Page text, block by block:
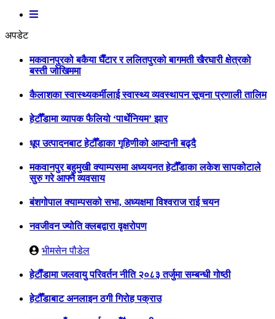
अपडेट
मकवानपुरको बकैया घैँटार र ललितपुरको बागमती खैरघारी क्षेत्रको
बस्ती जोखिममा
कैलाशका स्वास्थ्यकर्मीलाई स्वास्थ्य व्यवस्थापन सूचना प्रणाली तालिम
हेटौँडामा व्यापक फैलियो ‘पार्थेनियम’ झार
धूप उत्पादनबाट हेटौँडाका गृहिणीको आम्दानी बढ्दै
मकवानपुर बहुमुखी क्याम्पसमा अध्ययनत हेटौँडाका लकेश सापकोटाले
सुरु गरे आफ्नै व्यवसाय
बंशगोपाल क्याम्पसको सभा, अध्यक्षमा विश्वराज राई चयन
नवजीवन ज्योति क्लबद्वारा वृक्षरोपण
भीमसेन पौडेल
हेटाैँडामा जलवायु परिवर्तन नीति २०८३ तर्जुमा सम्बन्धी गोष्ठी
हेटौँडाबाट अनलाइन ठगी गिरोह पक्राउ